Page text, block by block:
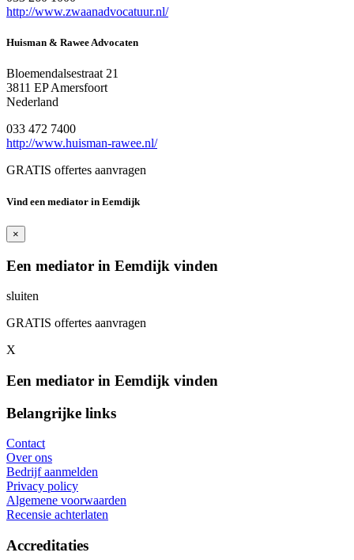
http://www.zwaanadvocatuur.nl/
Huisman & Rawee Advocaten
Bloemendalsestraat 21
3811 EP Amersfoort
Nederland
033 472 7400
http://www.huisman-rawee.nl/
GRATIS offertes aanvragen
Vind een mediator in Eemdijk
×
Een mediator in Eemdijk vinden
sluiten
GRATIS offertes aanvragen
X
Een mediator in Eemdijk vinden
Belangrijke links
Contact
Over ons
Bedrijf aanmelden
Privacy policy
Algemene voorwaarden
Recensie achterlaten
Accreditaties